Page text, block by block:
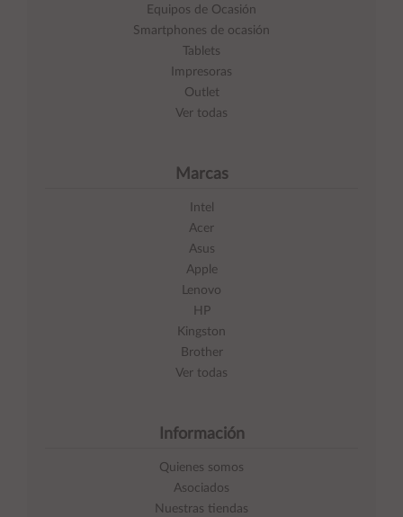
Equipos de Ocasión
Smartphones de ocasión
Tablets
Impresoras
Outlet
Ver todas
Marcas
Intel
Acer
Asus
Apple
Lenovo
HP
Kingston
Brother
Ver todas
Información
Quienes somos
Asociados
Nuestras tiendas